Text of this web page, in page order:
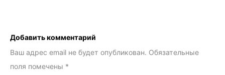
Добавить комментарий
Ваш адрес email не будет опубликован. Обязательные
поля помечены *